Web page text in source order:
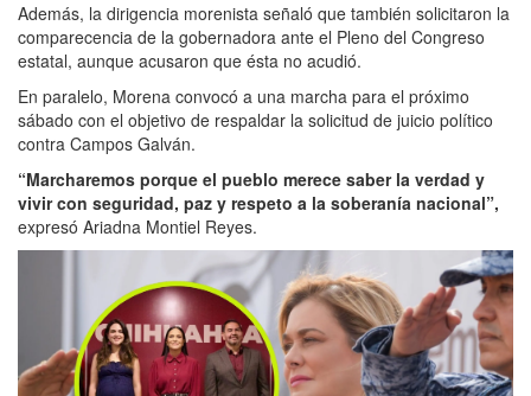
Además, la dirigencia morenista señaló que también solicitaron la
comparecencia de la gobernadora ante el Pleno del Congreso
estatal, aunque acusaron que ésta no acudió.
En paralelo, Morena convocó a una marcha para el próximo
sábado con el objetivo de respaldar la solicitud de juicio político
contra Campos Galván.
“Marcharemos porque el pueblo merece saber la verdad y
vivir con seguridad, paz y respeto a la soberanía nacional”,
expresó Ariadna Montiel Reyes.